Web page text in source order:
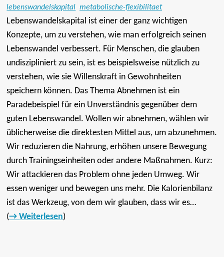
lebenswandelskapital metabolische-flexibilitaet
Lebenswandelskapital ist einer der ganz wichtigen
Konzepte, um zu verstehen, wie man erfolgreich seinen
Lebenswandel verbessert. Für Menschen, die glauben
undiszipliniert zu sein, ist es beispielsweise nützlich zu
verstehen, wie sie Willenskraft in Gewohnheiten
speichern können. Das Thema Abnehmen ist ein
Paradebeispiel für ein Unverständnis gegenüber dem
guten Lebenswandel. Wollen wir abnehmen, wählen wir
üblicherweise die direktesten Mittel aus, um abzunehmen.
Wir reduzieren die Nahrung, erhöhen unsere Bewegung
durch Trainingseinheiten oder andere Maßnahmen. Kurz:
Wir attackieren das Problem ohne jeden Umweg. Wir
essen weniger und bewegen uns mehr. Die Kalorienbilanz
ist das Werkzeug, von dem wir glauben, dass wir es…
(
Weiterlesen)